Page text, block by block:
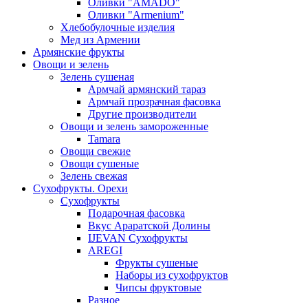
Оливки "AMADO"
Оливки "Armenium"
Хлебобулочные изделия
Мед из Армении
Армянские фрукты
Овощи и зелень
Зелень сушеная
Армчай армянский тараз
Армчай прозрачная фасовка
Другие производители
Овощи и зелень замороженные
Tamara
Овощи свежие
Овощи сушеные
Зелень свежая
Сухофрукты. Орехи
Сухофрукты
Подарочная фасовка
Вкус Араратской Долины
IJEVAN Сухофрукты
AREGI
Фрукты сушеные
Наборы из сухофруктов
Чипсы фруктовые
Разное